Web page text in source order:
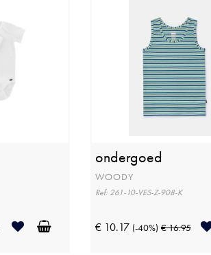
ondergoed
WOODY
Ref: 261-10-VES-Z-908-K
€ 10.17 (-40%) € 16.95